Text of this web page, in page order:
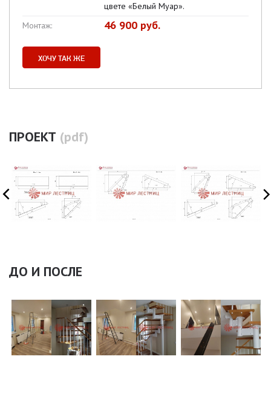
цвете «Белый Муар».
Монтаж:
46 900 руб.
ХОЧУ ТАК ЖЕ
ПРОЕКТ (pdf)
ДО И ПОСЛЕ